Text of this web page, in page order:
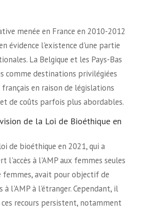
menée en France en 2010-2012
évidence l'existence d'une partie
La Belgique et les Pays-Bas
comme destinations privilégiées
en raison de législations
de coûts parfois plus abordables.
de la Loi de Bioéthique en
de bioéthique en 2021, qui a
l'accès à l'AMP aux femmes seules
femmes, avait pour objectif de
l'AMP à l'étranger. Cependant, il
recours persistent, notamment